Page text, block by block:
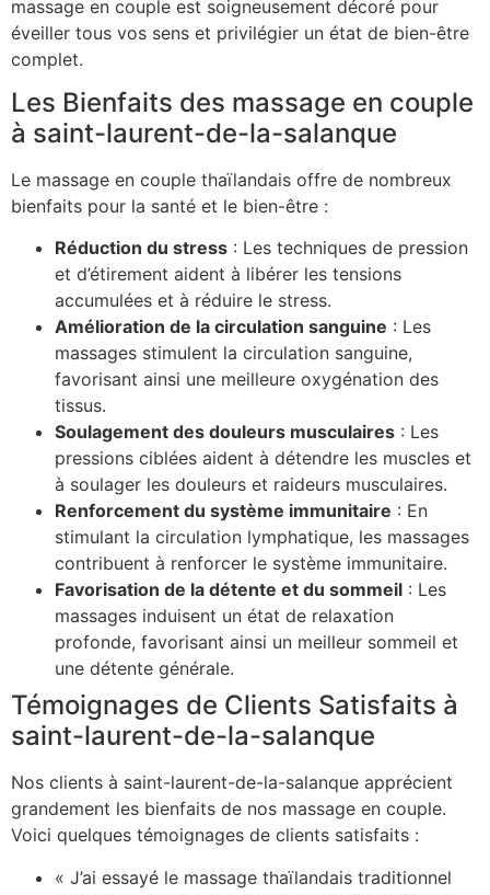
massage en couple est soigneusement décoré pour
éveiller tous vos sens et privilégier un état de bien-être
complet.
Les Bienfaits des massage en couple
à saint-laurent-de-la-salanque
Le massage en couple thaïlandais offre de nombreux
bienfaits pour la santé et le bien-être :
Réduction du stress : Les techniques de pression
et d’étirement aident à libérer les tensions
accumulées et à réduire le stress.
Amélioration de la circulation sanguine : Les
massages stimulent la circulation sanguine,
favorisant ainsi une meilleure oxygénation des
tissus.
Soulagement des douleurs musculaires : Les
pressions ciblées aident à détendre les muscles et
à soulager les douleurs et raideurs musculaires.
Renforcement du système immunitaire : En
stimulant la circulation lymphatique, les massages
contribuent à renforcer le système immunitaire.
Favorisation de la détente et du sommeil : Les
massages induisent un état de relaxation
profonde, favorisant ainsi un meilleur sommeil et
une détente générale.
Témoignages de Clients Satisfaits à
saint-laurent-de-la-salanque
Nos clients à saint-laurent-de-la-salanque apprécient
grandement les bienfaits de nos massage en couple.
Voici quelques témoignages de clients satisfaits :
« J’ai essayé le massage thaïlandais traditionnel